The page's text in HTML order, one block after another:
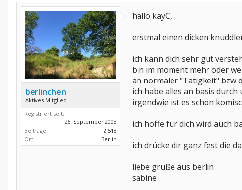
berlinchen
Aktives Mitglied
Registriert seit:
25. September 2003
Beiträge:
2.518
Ort:
Berlin
hallo kayC,
erstmal einen dicken
ich kann dich sehr gut
bin im moment mehr oder
an normaler "Tätigkeit" bzw
ich habe alles an basis
irgendwie ist es schon
ich hoffe für dich wird auch
ich drücke dir ganz fest die
liebe grüße aus berlin
sabine